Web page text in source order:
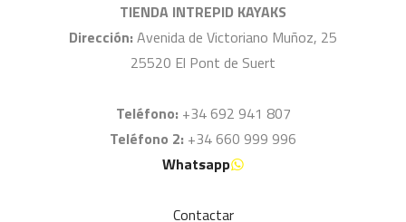
TIENDA INTREPID KAYAKS
Dirección: Avenida de Victoriano Muñoz, 25
25520 El Pont de Suert
Teléfono: +34 692 941 807
Teléfono 2: +34 660 999 996
Whatsapp
Contactar